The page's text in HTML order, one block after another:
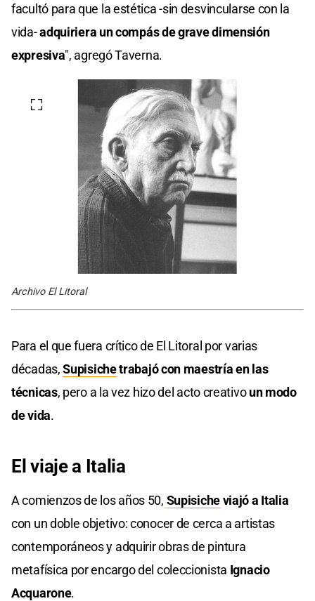
facultó para que la estética -sin desvincularse con la
vida-adquiriera un compás de grave dimensión
expresiva", agregó Taverna.
Archivo El Litoral
Para el que fuera crítico de El Litoral por varias
décadas,Supisichetrabajó con maestría en las
técnicas, pero a la vez hizo del acto creativoun modo
de vida.
El viaje a Italia
A comienzos de los años 50, Supisicheviajó a Italia
con un doble objetivo: conocer de cerca a artistas
contemporáneos y adquirir obras de pintura
metafísica por encargo del coleccionista Ignacio
Acquarone.